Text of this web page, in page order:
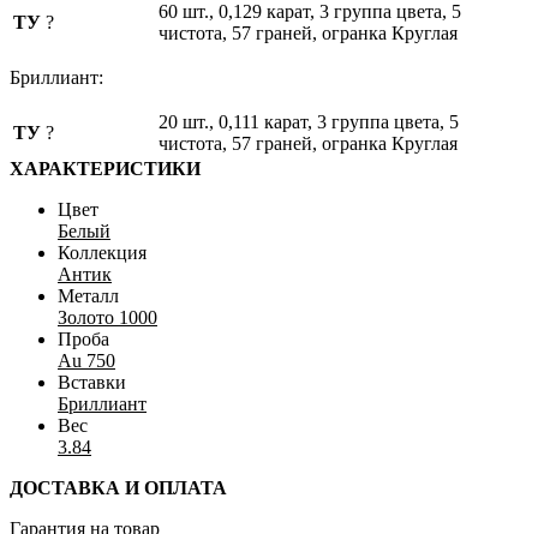
ТУ ?
60 шт., 0,129 карат, 3 группа цвета, 5
чистота, 57 граней, огранка Круглая
Бриллиант:
ТУ ?
20 шт., 0,111 карат, 3 группа цвета, 5
чистота, 57 граней, огранка Круглая
ХАРАКТЕРИСТИКИ
Цвет
Белый
Коллекция
Антик
Металл
Золото 1000
Проба
Au 750
Вставки
Бриллиант
Вес
3.84
ДОСТАВКА И ОПЛАТА
Гарантия на товар